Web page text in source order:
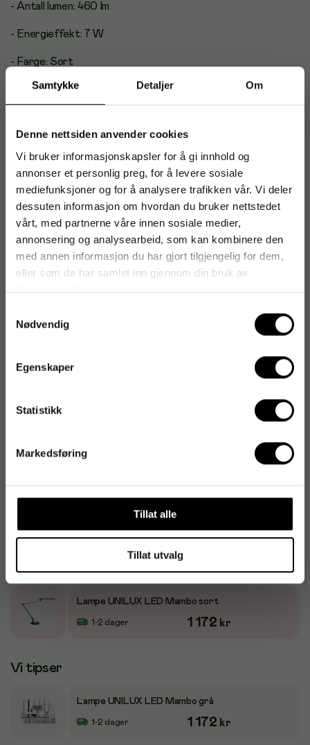
Samtykke Detaljer Om
Denne nettsiden anvender cookies
Vi bruker informasjonskapsler for å gi innhold og
annonser et personlig preg, for å levere sosiale
mediefunksjoner og for å analysere trafikken vår. Vi deler
dessuten informasjon om hvordan du bruker nettstedet
vårt, med partnerne våre innen sosiale medier,
annonsering og analysearbeid, som kan kombinere den
med annen informasjon du har gjort tilgjengelig for dem,
eller som de har samlet inn gjennom din bruk av
tjenestene deres.
Nødvendig
Egenskaper
Statistikk
Markedsføring
Tillat alle
Tillat utvalg
- Antall lumen: 460 lm
- Energieffekt: 7 W
- Farge: Sort
- Eurokontakt
Artikkelnummer :
133783
Originalnummer: 400033683
EAN: 3595560005796
Produktspesifikasjoner
Materiale ABS, Aluminium
Dimbar
Lampe UNILUX LED Mambo grå
Lampe UNILUX LED Mambo sort
1-2 dager 1 172 kr
Vi tipser
Lampe UNILUX LED Mambo grå
1-2 dager 1 172 kr